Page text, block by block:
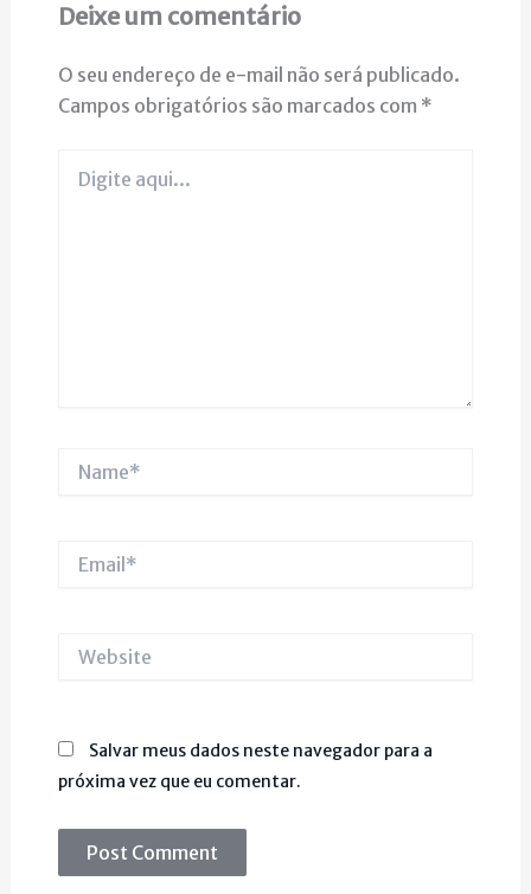
Deixe um comentário
O seu endereço de e-mail não será publicado.
Campos obrigatórios são marcados com *
aqui...
Website
Salvar meus dados neste navegador para a
próxima vez que eu comentar.